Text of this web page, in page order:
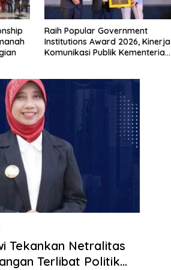
Raih Popular Government
Institutions Award 2026, Kinerja
Komunikasi Publik Kementerian
Tekankan Netralitas
Terlibat Politik